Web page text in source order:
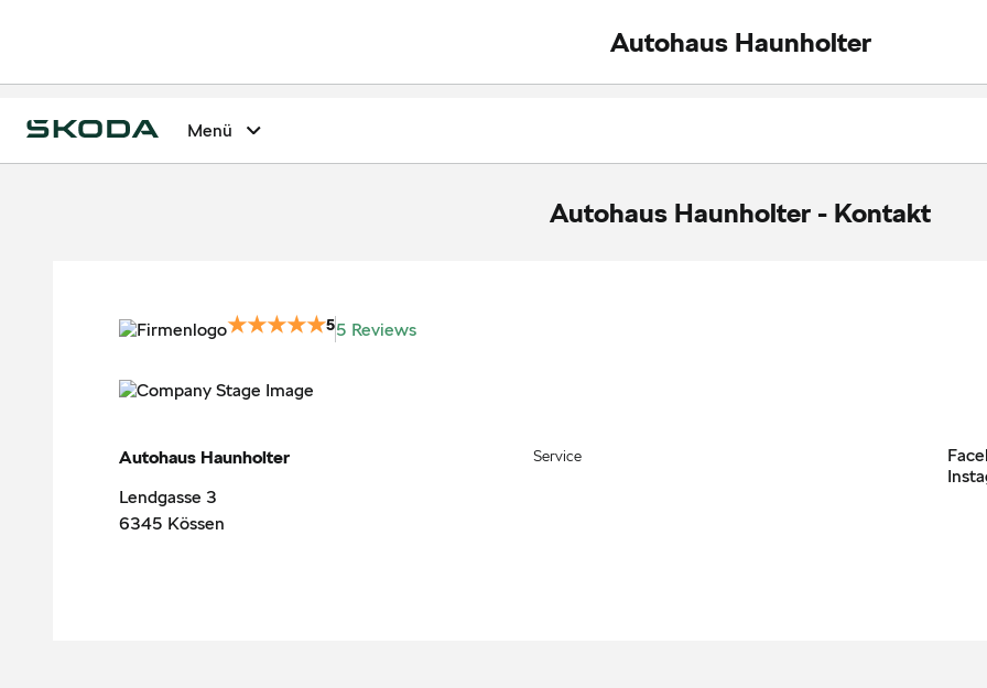
Autohaus Haunholter
Menü
Autohaus Haunholter - Kontakt
55 Reviews
Autohaus Haunholter
Lendgasse 3
6345 Kössen
Service